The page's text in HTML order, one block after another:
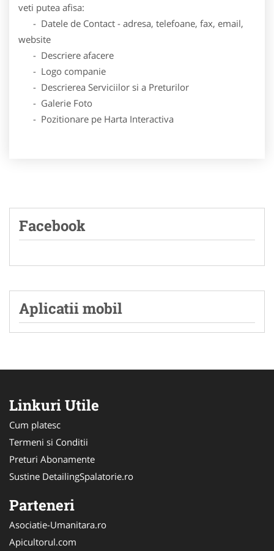
veti putea afisa:
- Datele de Contact - adresa, telefoane, fax, email,
website
- Descriere afacere
- Logo companie
- Descrierea Serviciilor si a Preturilor
- Galerie Foto
- Pozitionare pe Harta Interactiva
Facebook
Aplicatii mobil
Linkuri Utile
Cum platesc
Termeni si Conditii
Preturi Abonamente
Sustine DetailingSpalatorie.ro
Parteneri
Asociatie-Umanitara.ro
Apicultorul.com